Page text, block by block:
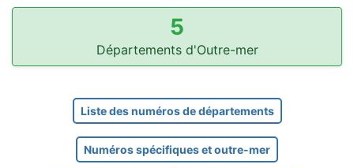
5
Départements d'Outre-mer
Liste des numéros de départements
Numéros spécifiques et outre-mer